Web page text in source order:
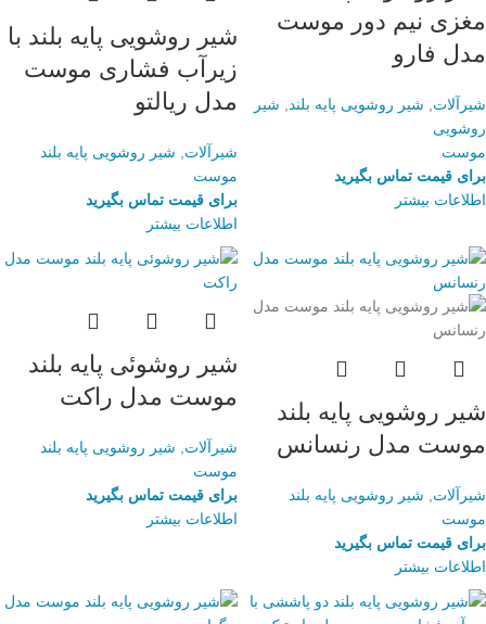
مغزی نیم دور موست
مدل فارو
شیرآلات, شیر روشویی پایه بلند, شیر
روشویی
موست
برای قیمت تماس بگیرید
اطلاعات بیشتر
شیر روشویی پایه بلند با
زیرآب فشاری موست
مدل ریالتو
شیرآلات, شیر روشویی پایه بلند
موست
برای قیمت تماس بگیرید
اطلاعات بیشتر
شیر روشویی پایه بلند
موست مدل رنسانس
شیرآلات, شیر روشویی پایه بلند
موست
برای قیمت تماس بگیرید
اطلاعات بیشتر
شیر روشوئی پایه بلند
موست مدل راکت
شیرآلات, شیر روشویی پایه بلند
موست
برای قیمت تماس بگیرید
اطلاعات بیشتر